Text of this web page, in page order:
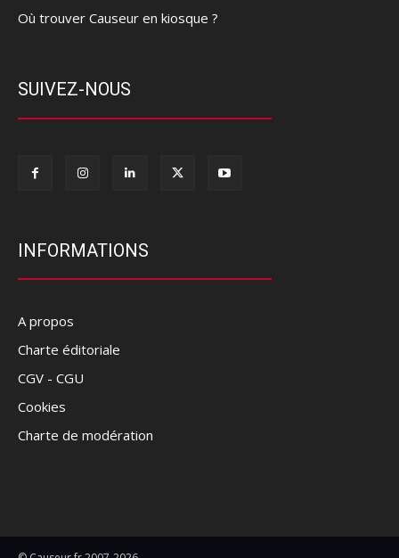
Où trouver Causeur en kiosque ?
SUIVEZ-NOUS
INFORMATIONS
A propos
Charte éditoriale
CGV - CGU
Cookies
Charte de modération